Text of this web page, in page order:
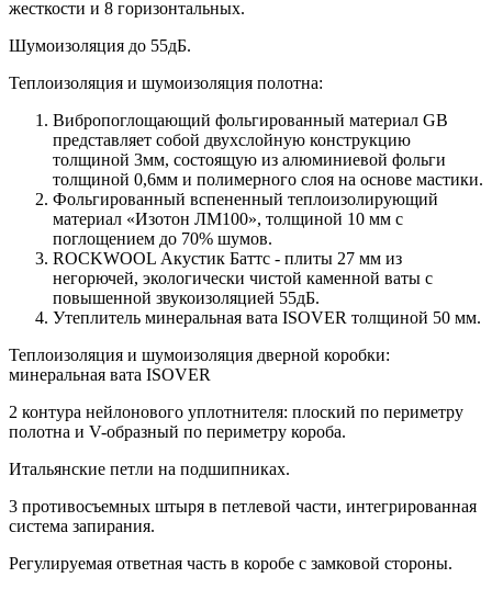
жесткости и 8 горизонтальных.
Шумоизоляция до 55дБ.
Теплоизоляция и шумоизоляция полотна:
Вибропоглощающий фольгированный материал GB
представляет собой двухслойную конструкцию
толщиной 3мм, состоящую из алюминиевой фольги
толщиной 0,6мм и полимерного слоя на основе мастики.
Фольгированный вспененный теплоизолирующий
материал «Изотон ЛМ100», толщиной 10 мм с
поглощением до 70% шумов.
ROCKWOOL Акустик Баттс - плиты 27 мм из
негорючей, экологически чистой каменной ваты с
повышенной звукоизоляцией 55дБ.
Утеплитель минеральная вата ISOVER толщиной 50 мм.
Теплоизоляция и шумоизоляция дверной коробки:
минеральная вата ISOVER
2 контура нейлонового уплотнителя: плоский по периметру
полотна и V-образный по периметру короба.
Итальянские петли на подшипниках.
3 противосъемных штыря в петлевой части, интегрированная
система запирания.
Регулируемая ответная часть в коробе с замковой стороны.